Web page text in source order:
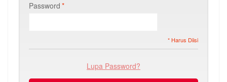
*
Password
* Harus Diisi
Lupa Password?